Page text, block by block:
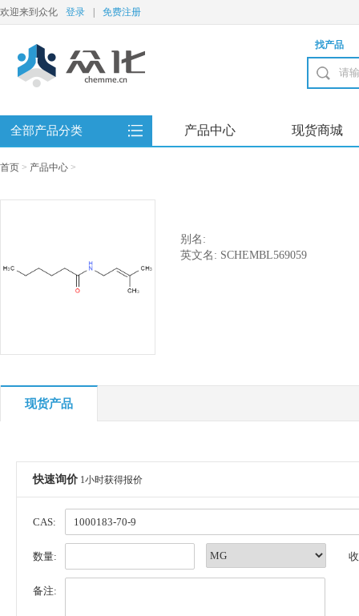
欢迎来到众化 登录 免费注册
找产品
全部产品分类 产品中心 现货商城
首页 > 产品中心 >
别名:
英文名: SCHEMBL569059
现货产品
快速询价 1小时获得报价
CAS:
数量:
备注: